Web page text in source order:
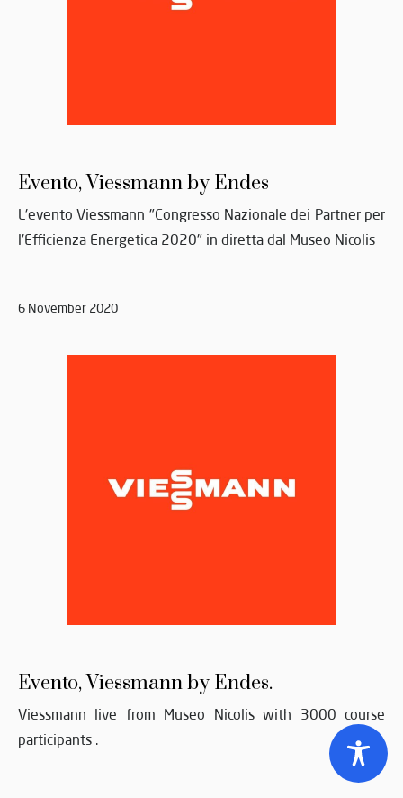
Evento, Viessmann by Endes
L'evento Viessmann "Congresso Nazionale dei Partner per
l'Efficienza Energetica 2020" in diretta dal Museo Nicolis
6 November 2020
Evento, Viessmann by Endes.
Viessmann live from Museo Nicolis with 3000 course
participants .